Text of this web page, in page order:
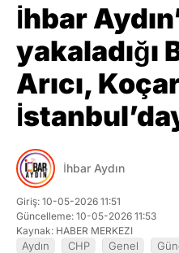
İhbar
yakaladığı
Arıcı,
İhbar Aydın
Giriş: 10-05-2026 11:51
Güncelleme: 10-05-2026 11:53
Kaynak: HABER MERKEZI
Aydın CHP Genel